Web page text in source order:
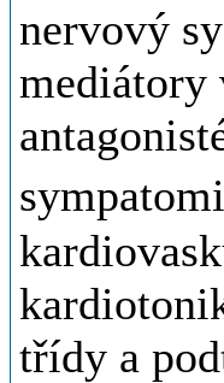
nervový
mediátory
třídy a